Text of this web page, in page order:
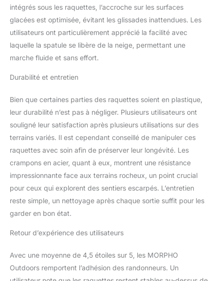
intégrés sous les raquettes, l’accroche sur les surfaces
glacées est optimisée, évitant les glissades inattendues. Les
utilisateurs ont particulièrement apprécié la facilité avec
laquelle la spatule se libère de la neige, permettant une
marche fluide et sans effort.
Durabilité et entretien
Bien que certaines parties des raquettes soient en plastique,
leur durabilité n’est pas à négliger. Plusieurs utilisateurs ont
souligné leur satisfaction après plusieurs utilisations sur des
terrains variés. Il est cependant conseillé de manipuler ces
raquettes avec soin afin de préserver leur longévité. Les
crampons en acier, quant à eux, montrent une résistance
impressionnante face aux terrains rocheux, un point crucial
pour ceux qui explorent des sentiers escarpés. L’entretien
reste simple, un nettoyage après chaque sortie suffit pour les
garder en bon état.
Retour d’expérience des utilisateurs
Avec une moyenne de 4,5 étoiles sur 5, les MORPHO
Outdoors remportent l’adhésion des randonneurs. Un